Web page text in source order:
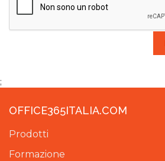
;
OFFICE365ITALIA.COM
Prodotti
Formazione